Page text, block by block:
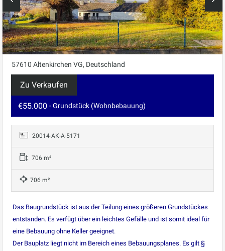
57610 Altenkirchen VG, Deutschland
Zu Verkaufen
€55.000 - Grundstück (Wohnbebauung)
20014-AK-A-5171
706 m²
706 m²
Das Baugrundstück ist aus der Teilung eines größeren Grundstückes
entstanden. Es verfügt über ein leichtes Gefälle und ist somit ideal für
eine Bebauung ohne Keller geeignet.
Der Bauplatz liegt nicht im Bereich eines Bebauungsplanes. Es gilt §